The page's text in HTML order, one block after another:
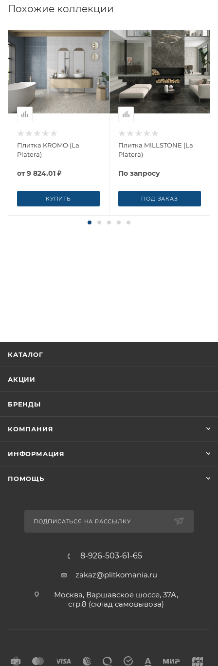
Похожие коллекции
Плитка KROMO (La
Platera)
от9 824.01 ₽
КУПИТЬ
Плитка MILLSTONE (La
Platera)
По запросу
ПОД ЗАКАЗ
КАТАЛОГ
АКЦИИ
БРЕНДЫ
КОМПАНИЯ
ИНФОРМАЦИЯ
ПОМОЩЬ
ПОДПИСАТЬСЯ НА РАССЫЛКУ
8-926-503-61-65
zakaz@plitkomania.ru
Москва, Варшавское шоссе, 37А,
стр.8 (склад самовывоза)